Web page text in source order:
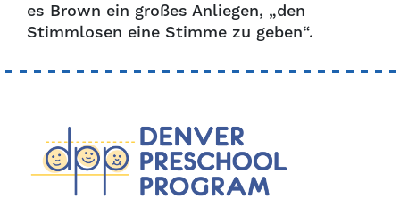
es Brown ein großes Anliegen, „den
Stimmlosen eine Stimme zu geben“.